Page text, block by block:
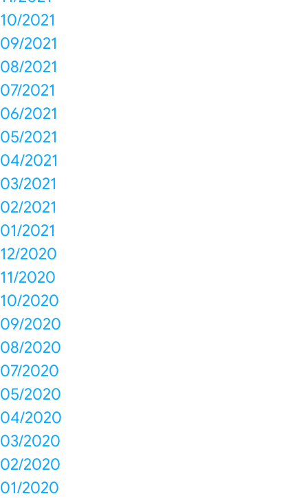
10/2021
09/2021
08/2021
07/2021
06/2021
05/2021
04/2021
03/2021
02/2021
01/2021
12/2020
11/2020
10/2020
09/2020
08/2020
07/2020
05/2020
04/2020
03/2020
02/2020
01/2020